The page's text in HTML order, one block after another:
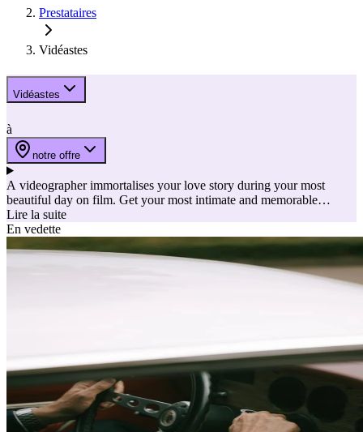
Prestataires
Vidéastes
Vidéastes
à
notre offre
A videographer immortalises your love story during your most
beautiful day on film. Get your most intimate and memorable
moments captured on video, so you can relive those intense
emotions of your wedding day again and again. The look in
everyone's eyes when they see you later, your first kiss as husband
and wife, that moving speech by your best man, ... We list the best
Lire la suite
En vedette